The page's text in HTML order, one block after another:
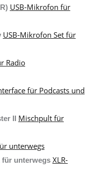
USB-Mikrofon für
USB-Mikrofon Set für
Radio
für Podcasts und
II
Mischpult für
unterwegs
für unterwegs XLR-